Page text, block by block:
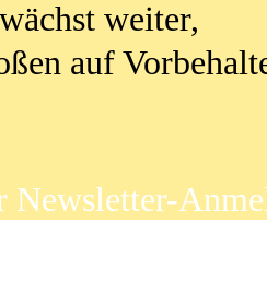
weiter,
auf
Newsletter-